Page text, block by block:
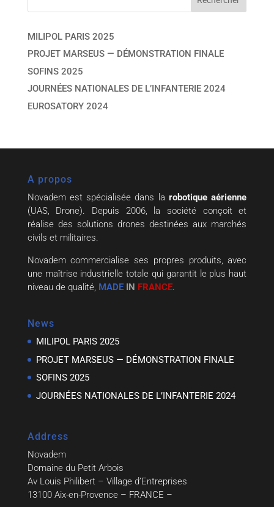
MILIPOL PARIS 2025
PROJET MARSEUS — DÉMONSTRATION FINALE
SOFINS 2025
JOURNÉES NATIONALES DE L’INFANTERIE 2024
EUROSATORY 2024
A propos
Novadem est spécialisée dans la robotique aérienne
(UAS, Drone). Depuis 2006, la société conçoit et
réalise des solutions drones destinées aux marchés
civils et militaires.
Novadem commercialise ses propres produits, avec
une maîtrise industrielle totale qui garantit le plus haut
niveau de qualité, MADEIN FRANCE.
News
MILIPOL PARIS 2025
PROJET MARSEUS — DÉMONSTRATION FINALE
SOFINS 2025
JOURNÉES NATIONALES DE L’INFANTERIE 2024
Address
Novadem
Domaine du Petit Arbois
Av Louis Philibert – Village d’Entreprises
13100 Aix-en-Provence – FRANCE –